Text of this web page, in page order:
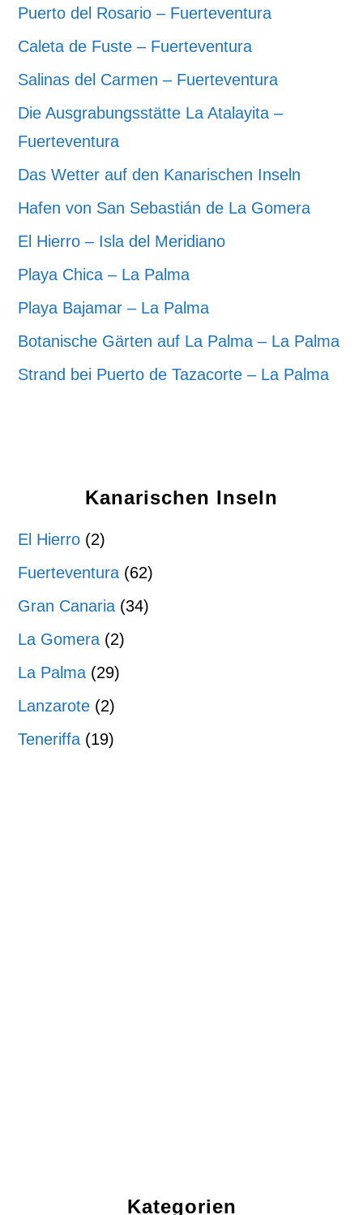
Puerto del Rosario – Fuerteventura
Caleta de Fuste – Fuerteventura
Salinas del Carmen – Fuerteventura
Die Ausgrabungsstätte La Atalayita –
Fuerteventura
Das Wetter auf den Kanarischen Inseln
Hafen von San Sebastián de La Gomera
El Hierro – Isla del Meridiano
Playa Chica – La Palma
Playa Bajamar – La Palma
Botanische Gärten auf La Palma – La Palma
Strand bei Puerto de Tazacorte – La Palma
Kanarischen Inseln
El Hierro (2)
Fuerteventura (62)
Gran Canaria (34)
La Gomera (2)
La Palma (29)
Lanzarote (2)
Teneriffa (19)
Kategorien